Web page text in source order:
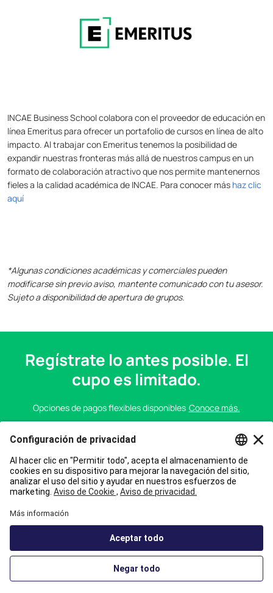
INCAE Business School colabora con el proveedor de educación en
línea Emeritus para ofrecer un portafolio de cursos en línea de alto
impacto. Al trabajar con Emeritus tenemos la posibilidad de
expandir nuestras fronteras más allá de nuestros campus en un
formato de colaboración atractivo que nos permite mantenernos
fieles a la calidad académica de INCAE. Para conocer más haz clic
aquí
*Algunas condiciones académicas y comerciales pueden
modificarse sin previo aviso, mantente comunicado con tu asesor.
Sujeto a disponibilidad de apertura de grupos.
Regístrate lo antes posible. El
cupo es limitado.
Opciones de pagos flexibles disponibles Conoce más.
COMIENZA EL19 de octubre de 2026
Inscríbete Ahora
de formación ejecutiva en línea, para ofrecer un portafolio educativo de
alto impacto.Accesibilidad
términos y condiciones